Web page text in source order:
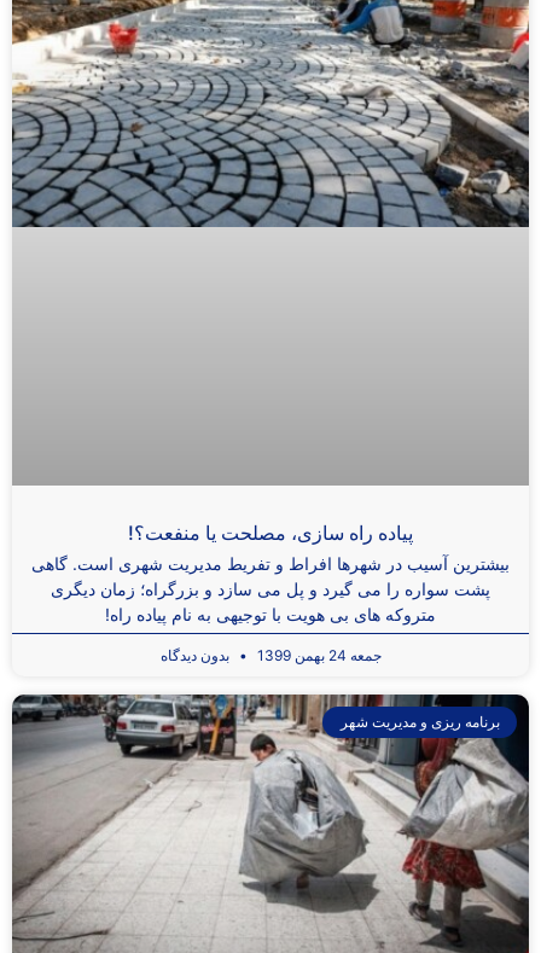
پیاده راه سازی، مصلحت یا منفعت؟!
بیشترین آسیب در شهرها افراط و تفریط مدیریت شهری است. گاهی
پشت سواره را می گیرد و پل می سازد و بزرگراه؛ زمان دیگری
متروکه های بی هویت با توجیهی به نام پیاده راه!
جمعه 24 بهمن 1399 بدون دیدگاه
برنامه ریزی و مدیریت شهر